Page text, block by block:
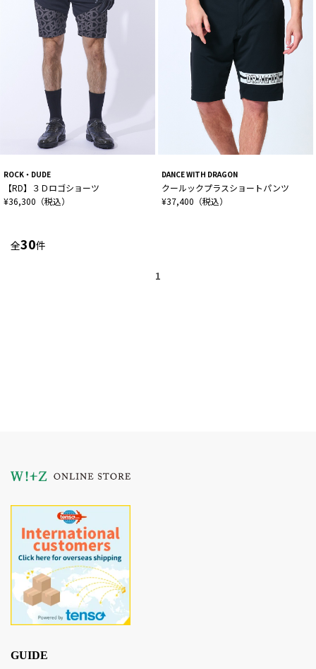
ROCK・DUDE
【RD】３Ｄロゴショーツ
¥36,300（税込）
DANCE WITH DRAGON
クールックプラスショートパンツ
¥37,400（税込）
全30件
1
GUIDE